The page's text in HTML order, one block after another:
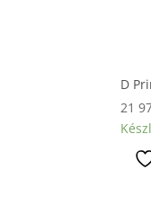
D
21